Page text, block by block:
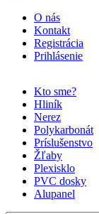
O nás
Kontakt
Registrácia
Prihlásenie
Kto sme?
Hliník
Nerez
Polykarbonát
Príslušenstvo
Žľaby
Plexisklo
PVC dosky
Alupanel